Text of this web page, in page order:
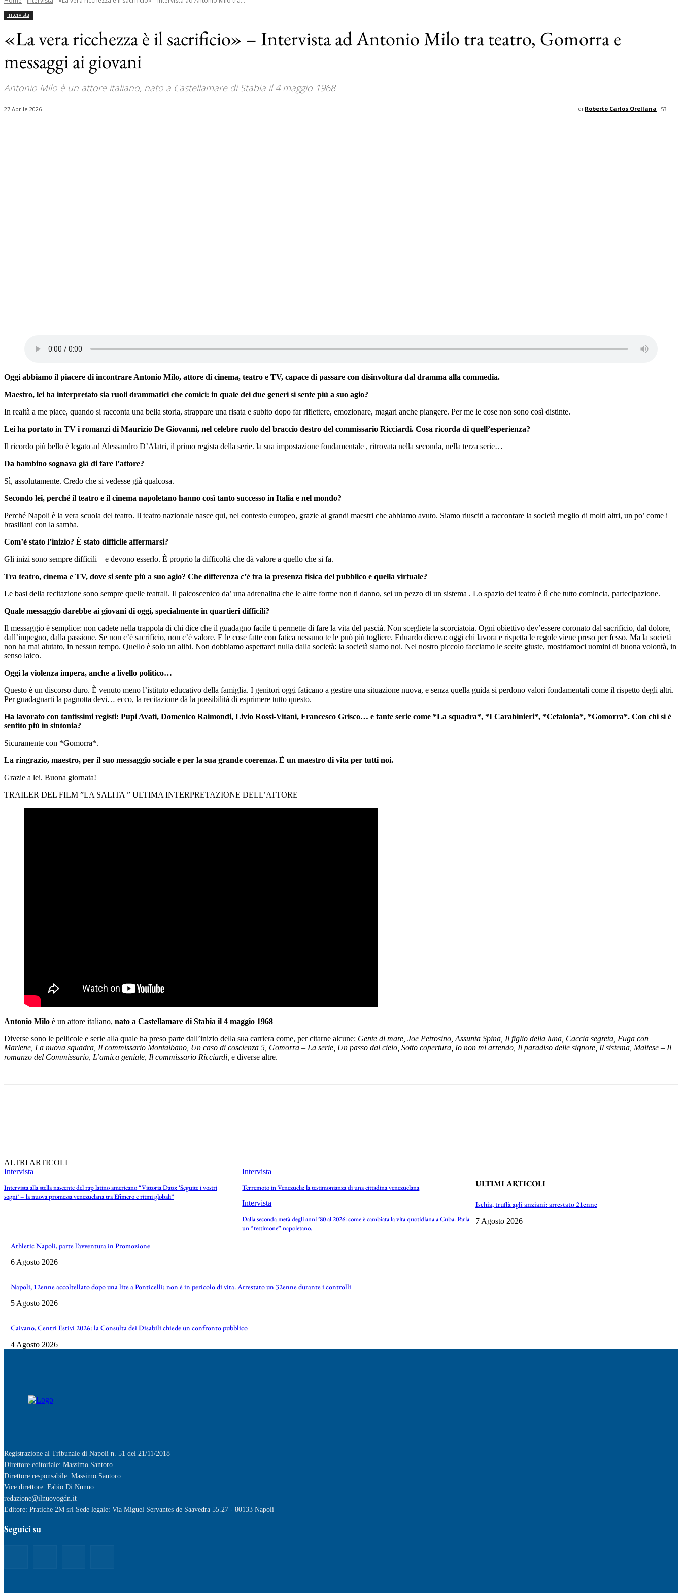
Intervista
«La vera ricchezza è il sacrificio» – Intervista ad Antonio Milo tra teatro, Gomorra e
messaggi ai giovani
Antonio Milo è un attore italiano, nato a Castellamare di Stabia il 4 maggio 1968
27 Aprile 2026 53
di Roberto Carlos Orellana
Oggi abbiamo il piacere di incontrare Antonio Milo, attore di cinema, teatro e TV, capace di passare con disinvoltura dal dramma alla commedia.
Maestro, lei ha interpretato sia ruoli drammatici che comici: in quale dei due generi si sente più a suo agio?
In realtà a me piace, quando si racconta una bella storia, strappare una risata e subito dopo far riflettere, emozionare, magari anche piangere. Per me le cose non sono così distinte.
Lei ha portato in TV i romanzi di Maurizio De Giovanni, nel celebre ruolo del braccio destro del commissario Ricciardi. Cosa ricorda di quell’esperienza?
Il ricordo più bello è legato ad Alessandro D’Alatri, il primo regista della serie. la sua impostazione fondamentale , ritrovata nella seconda, nella terza serie…
Da bambino sognava già di fare l’attore?
Sì, assolutamente. Credo che si vedesse già qualcosa.
Secondo lei, perché il teatro e il cinema napoletano hanno così tanto successo in Italia e nel mondo?
Perché Napoli è la vera scuola del teatro. Il teatro nazionale nasce qui, nel contesto europeo, grazie ai grandi maestri che abbiamo avuto. Siamo riusciti a raccontare la società meglio di molti altri, un po’ come i
brasiliani con la samba.
Com’è stato l’inizio? È stato difficile affermarsi?
Gli inizi sono sempre difficili – e devono esserlo. È proprio la difficoltà che dà valore a quello che si fa.
Tra teatro, cinema e TV, dove si sente più a suo agio? Che differenza c’è tra la presenza fisica del pubblico e quella virtuale?
Le basi della recitazione sono sempre quelle teatrali. Il palcoscenico da’ una adrenalina che le altre forme non ti danno, sei un pezzo di un sistema . Lo spazio del teatro è lì che tutto comincia, partecipazione.
Quale messaggio darebbe ai giovani di oggi, specialmente in quartieri difficili?
Il messaggio è semplice: non cadete nella trappola di chi dice che il guadagno facile ti permette di fare la vita del pascià. Non scegliete la scorciatoia. Ogni obiettivo dev’essere coronato dal sacrificio, dal dolore,
dall’impegno, dalla passione. Se non c’è sacrificio, non c’è valore. E le cose fatte con fatica nessuno te le può più togliere. Eduardo diceva: oggi chi lavora e rispetta le regole viene preso per fesso. Ma la società
non ha mai aiutato, in nessun tempo. Quello è solo un alibi. Non dobbiamo aspettarci nulla dalla società: la società siamo noi. Nel nostro piccolo facciamo le scelte giuste, mostriamoci uomini di buona volontà, in
senso laico.
Oggi la violenza impera, anche a livello politico…
Questo è un discorso duro. È venuto meno l’istituto educativo della famiglia. I genitori oggi faticano a gestire una situazione nuova, e senza quella guida si perdono valori fondamentali come il rispetto degli altri.
Per guadagnarti la pagnotta devi… ecco, la recitazione dà la possibilità di esprimere tutto questo.
Ha lavorato con tantissimi registi: Pupi Avati, Domenico Raimondi, Livio Rossi-Vitani, Francesco Grisco… e tante serie come *La squadra*, *I Carabinieri*, *Cefalonia*, *Gomorra*. Con chi si è
sentito più in sintonia?
Sicuramente con *Gomorra*.
La ringrazio, maestro, per il suo messaggio sociale e per la sua grande coerenza. È un maestro di vita per tutti noi.
Grazie a lei. Buona giornata!
TRAILER DEL FILM ”LA SALITA ” ULTIMA INTERPRETAZIONE DELL’ATTORE
Antonio Milo è un attore italiano, nato a Castellamare di Stabia il 4 maggio 1968
Diverse sono le pellicole e serie alla quale ha preso parte dall’inizio della sua carriera come, per citarne alcune: Gente di mare, Joe Petrosino, Assunta Spina, Il figlio della luna, Caccia segreta, Fuga con
Marlene, La nuova squadra, Il commissario Montalbano, Un caso di coscienza 5, Gomorra – La serie, Un passo dal cielo, Sotto copertura, Io non mi arrendo, Il paradiso delle signore, Il sistema, Maltese – Il
romanzo del Commissario, L’amica geniale, Il commissario Ricciardi, e diverse altre.—
ALTRI ARTICOLI
Intervista
Intervista alla stella nascente del rap latino americano “Vittoria Dato: ‘Seguite i vostri
sogni’ – la nuova promessa venezuelana tra Efimero e ritmi globali”
Intervista
Terremoto in Venezuela: la testimonianza di una cittadina venezuelana
Intervista
Dalla seconda metà degli anni ’80 al 2026: come è cambiata la vita quotidiana a Cuba. Parla
un “testimone” napoletano.
ULTIMI ARTICOLI
Ischia, truffa agli anziani: arrestato 21enne
7 Agosto 2026
Athletic Napoli, parte l’avventura in Promozione
6 Agosto 2026
Napoli, 12enne accoltellato dopo una lite a Ponticelli: non è in pericolo di vita. Arrestato un 32enne durante i controlli
5 Agosto 2026
Caivano, Centri Estivi 2026: la Consulta dei Disabili chiede un confronto pubblico
4 Agosto 2026
Registrazione al Tribunale di Napoli n. 51 del 21/11/2018
Direttore editoriale: Massimo Santoro
Direttore responsabile: Massimo Santoro
Vice direttore: Fabio Di Nunno
redazione@ilnuovogdn.it
Editore: Pratiche 2M srl Sede legale: Via Miguel Servantes de Saavedra 55.27 - 80133 Napoli
Seguici su